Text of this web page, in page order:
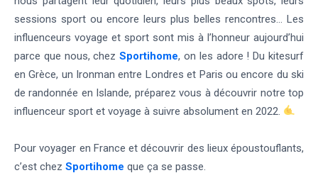
sessions sport ou encore leurs plus belles rencontres… Les
influenceurs voyage et sport sont mis à l’honneur aujourd’hui
parce que nous, chezSportihome, on les adore !Du kitesurf
en Grèce, un Ironman entre Londres et Paris ou encore du ski
de randonnée en Islande, préparez vous à découvrir notre top
influenceur sport et voyage à suivre absolument en 2022.
Pour voyager en France et découvrir des lieux époustouflants,
c’est chez Sportihome que ça se passe.